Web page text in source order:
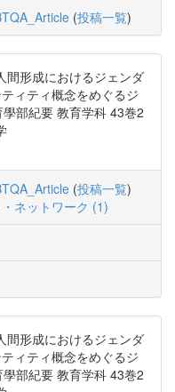
(投稿一覧)
間形成におけるジェンダ
ィティ概念をめぐるジ
部紀要 教育学科 43巻2
(投稿一覧)
ネットワーク (1)
間形成におけるジェンダ
ィティ概念をめぐるジ
部紀要 教育学科 43巻2